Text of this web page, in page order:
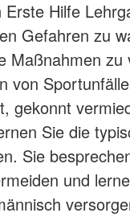
Erste Hilfe
Gefahren zu
Maßnahmen
von
gekonnt
Sie die
Sie
und